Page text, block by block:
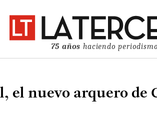
75 años haciendo periodismo
el nuevo arquero de